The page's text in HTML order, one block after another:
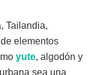
Tailandia,
elementos
yute, algodón y
sea una